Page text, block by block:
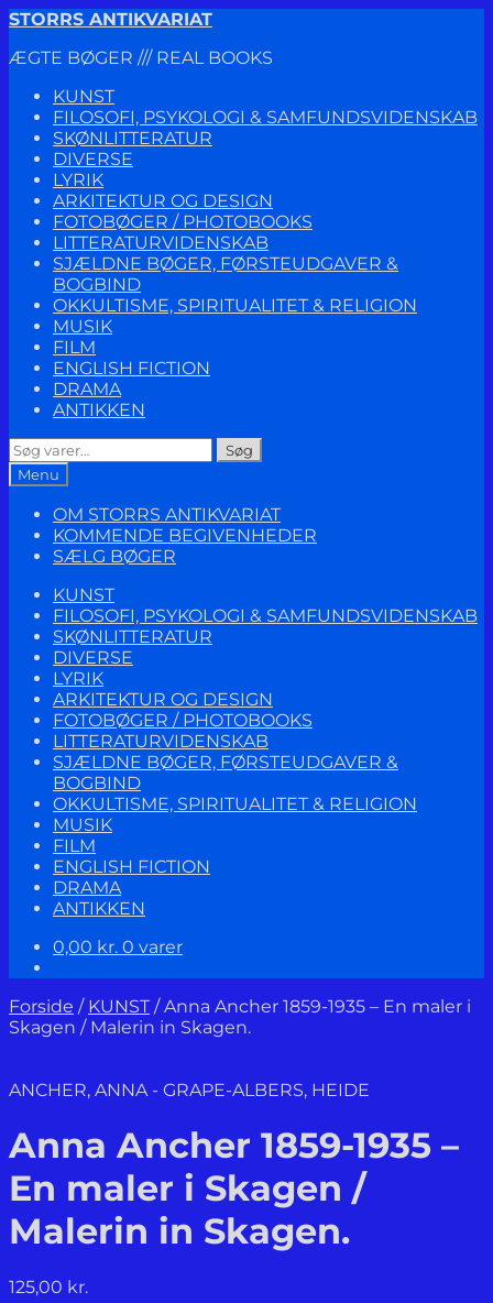
Spring
navigation
Spring
indhold
STORRS ANTIKVARIAT
ÆGTE BØGER /// REAL BOOKS
KUNST
FILOSOFI, PSYKOLOGI & SAMFUNDSVIDENSKAB
SKØNLITTERATUR
DIVERSE
LYRIK
ARKITEKTUR OG DESIGN
FOTOBØGER / PHOTOBOOKS
LITTERATURVIDENSKAB
SJÆLDNE BØGER, FØRSTEUDGAVER &
BOGBIND
OKKULTISME, SPIRITUALITET & RELIGION
MUSIK
FILM
ENGLISH FICTION
DRAMA
ANTIKKEN
Søg
efter:
Søg
Menu
OM STORRS ANTIKVARIAT
KOMMENDE BEGIVENHEDER
SÆLG BØGER
KUNST
FILOSOFI, PSYKOLOGI & SAMFUNDSVIDENSKAB
SKØNLITTERATUR
DIVERSE
LYRIK
ARKITEKTUR OG DESIGN
FOTOBØGER / PHOTOBOOKS
LITTERATURVIDENSKAB
SJÆLDNE BØGER, FØRSTEUDGAVER &
BOGBIND
OKKULTISME, SPIRITUALITET & RELIGION
MUSIK
FILM
ENGLISH FICTION
DRAMA
ANTIKKEN
0,00 kr. 0 varer
Forside / KUNST /Anna Ancher 1859-1935 – En maler i
Skagen / Malerin in Skagen.
ANCHER, ANNA - GRAPE-ALBERS, HEIDE
Anna Ancher 1859-1935 –
En maler i Skagen /
Malerin in Skagen.
125,00 kr.